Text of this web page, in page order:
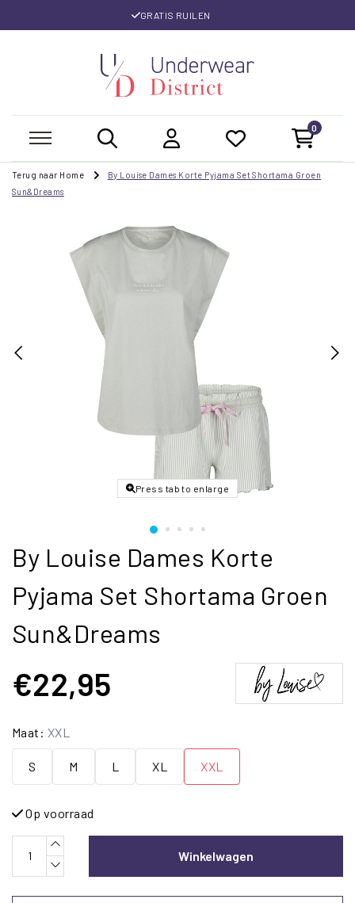
GRATIS RUILEN
0
Terug naar Home
By Louise Dames Korte Pyjama Set Shortama Groen
Sun&Dreams
Press tab to enlarge
By Louise Dames Korte
Pyjama Set Shortama Groen
Sun&Dreams
€22,95
Maat: XXL
S M L XL XXL
Op voorraad
Winkelwagen